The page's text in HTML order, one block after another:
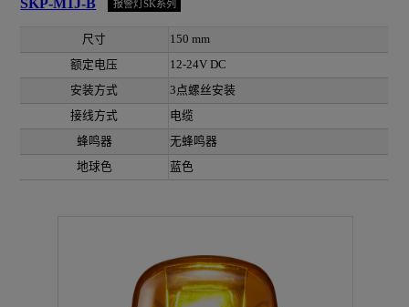
SKP-M1J-B 报警灯SK系列
尺寸
150 mm
额定电压
12-24V DC
安装方式
3点螺丝安装
接线方式
电缆
蜂鸣器
无蜂鸣器
地球色
蓝色